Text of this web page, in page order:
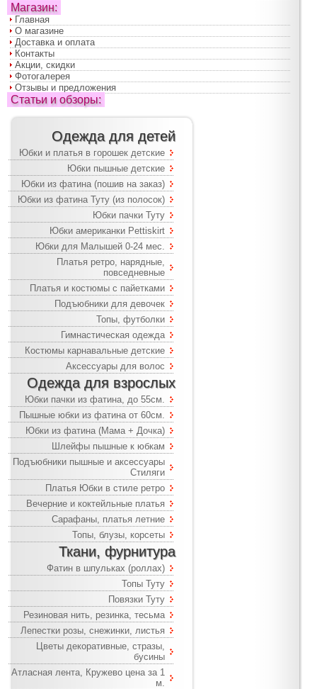
Магазин:
Главная
О магазине
Доставка и оплата
Контакты
Акции, скидки
Фотогалерея
Отзывы и предложения
Статьи и обзоры:
Одежда для детей
Юбки и платья в горошек детские
Юбки пышные детские
Юбки из фатина (пошив на заказ)
Юбки из фатина Туту (из полосок)
Юбки пачки Туту
Юбки американки Pettiskirt
Юбки для Малышей 0-24 мес.
Платья ретро, нарядные,
повседневные
Платья и костюмы с пайетками
Подъюбники для девочек
Топы, футболки
Гимнастическая одежда
Костюмы карнавальные детские
Аксессуары для волос
Одежда для взрослых
Юбки пачки из фатина, до 55см.
Пышные юбки из фатина от 60см.
Юбки из фатина (Мама + Дочка)
Шлейфы пышные к юбкам
Подъюбники пышные и аксессуары
Стиляги
Платья Юбки в стиле ретро
Вечерние и коктейльные платья
Сарафаны, платья летние
Топы, блузы, корсеты
Ткани, фурнитура
Фатин в шпульках (роллах)
Топы Туту
Повязки Туту
Резиновая нить, резинка, тесьма
Лепестки розы, снежинки, листья
Цветы декоративные, стразы,
бусины
Атласная лента, Кружево цена за 1
м.